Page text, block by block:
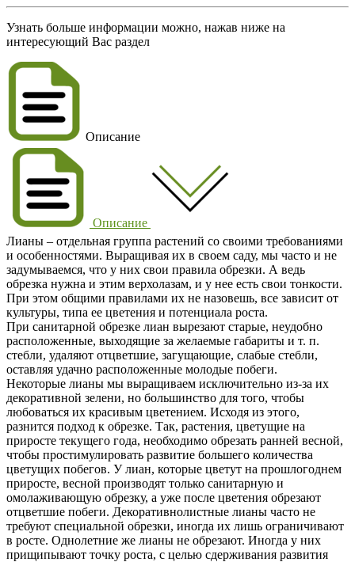
Узнать больше информации можно, нажав ниже на
интересующий Вас раздел
Описание
Описание
Лианы – отдельная группа растений со своими требованиями
и особенностями. Выращивая их в своем саду, мы часто и не
задумываемся, что у них свои правила обрезки. А ведь
обрезка нужна и этим верхолазам, и у нее есть свои тонкости.
При этом общими правилами их не назовешь, все зависит от
культуры, типа ее цветения и потенциала роста.
При санитарной обрезке лиан вырезают старые, неудобно
расположенные, выходящие за желаемые габариты и т. п.
стебли, удаляют отцветшие, загущающие, слабые стебли,
оставляя удачно расположенные молодые побеги.
Некоторые лианы мы выращиваем исключительно из-за их
декоративной зелени, но большинство для того, чтобы
любоваться их красивым цветением. Исходя из этого,
разнится подход к обрезке. Так, растения, цветущие на
приросте текущего года, необходимо обрезать ранней весной,
чтобы простимулировать развитие большего количества
цветущих побегов. У лиан, которые цветут на прошлогоднем
приросте, весной производят только санитарную и
омолаживающую обрезку, а уже после цветения обрезают
отцветшие побеги. Декоративнолистные лианы часто не
требуют специальной обрезки, иногда их лишь ограничивают
в росте. Однолетние же лианы не обрезают. Иногда у них
прищипывают точку роста, с целью сдерживания развития